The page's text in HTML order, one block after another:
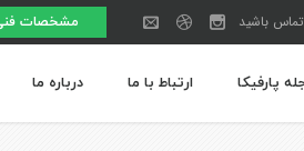
مشخصات باشید
پارفیکا ارتباط با ما درباره ما